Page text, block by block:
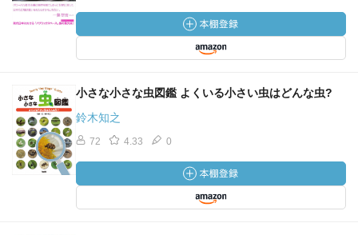
小さな小さな虫図鑑 よくいる小さい虫はどんな虫?
鈴木知之
72 4.33 0